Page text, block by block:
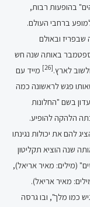
בהופעות רבות,
למופע ברחבי העולם.
שבפריז ובאולם
באותה שנה חש
לארץ.[26]
מייד עם
פגש לראשונה כמה
בשם "החלונות
הלהקה להופיע.
להם את יכולות נגינתו
שנה הוציא תקליטון
(מילים: מאיר אריאל),
מאיר אריאל).
כמו מלך", ובו גרסה